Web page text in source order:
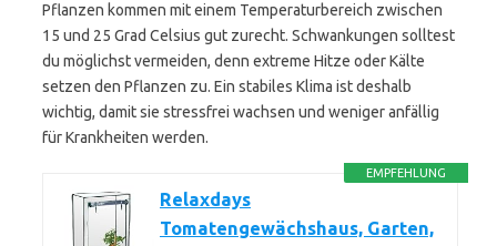
Pflanzen kommen mit einem Temperaturbereich zwischen
15 und 25 Grad Celsius gut zurecht. Schwankungen solltest
du möglichst vermeiden, denn extreme Hitze oder Kälte
setzen den Pflanzen zu. Ein stabiles Klima ist deshalb
wichtig, damit sie stressfrei wachsen und weniger anfällig
für Krankheiten werden.
EMPFEHLUNG
Relaxdays
Tomatengewächshaus, Garten,